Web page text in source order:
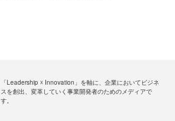
「Leadership ☓ Innovation」を軸に、企業においてビジネ
スを創出、変革していく事業開発者のためのメディアで
す。